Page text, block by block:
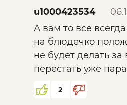
формате разных цветов.
u1000423534
А вам то все
на блюдечко
не будет делать за
перестать уже
2